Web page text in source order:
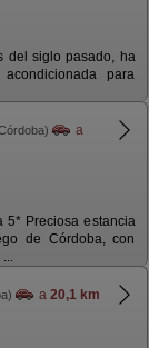
del siglo pasado, ha
para
a
5* Preciosa estancia
de Córdoba, con
a 20,1 km